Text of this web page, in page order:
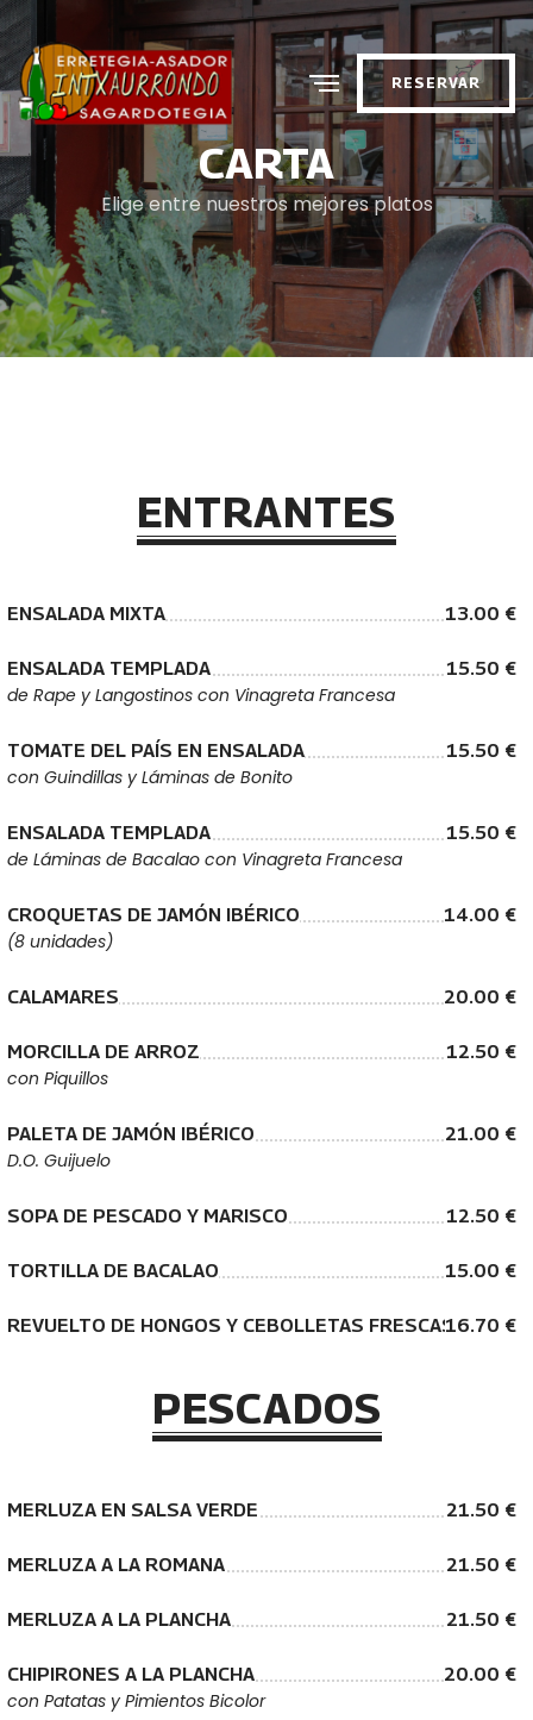
RESERVAR
CARTA
Elige entre nuestros mejores platos
ENTRANTES
ENSALADA MIXTA 13.00 €
ENSALADA TEMPLADA 15.50 €
de Rape y Langostinos con Vinagreta Francesa
TOMATE DEL PAÍS EN ENSALADA 15.50 €
con Guindillas y Láminas de Bonito
ENSALADA TEMPLADA 15.50 €
de Láminas de Bacalao con Vinagreta Francesa
CROQUETAS DE JAMÓN IBÉRICO 14.00 €
(8 unidades)
CALAMARES 20.00 €
MORCILLA DE ARROZ 12.50 €
con Piquillos
PALETA DE JAMÓN IBÉRICO 21.00 €
D.O. Guijuelo
SOPA DE PESCADO Y MARISCO 12.50 €
TORTILLA DE BACALAO 15.00 €
REVUELTO DE HONGOS Y CEBOLLETAS FRESCAS16.70 €
PESCADOS
MERLUZA EN SALSA VERDE 21.50 €
MERLUZA A LA ROMANA 21.50 €
MERLUZA A LA PLANCHA 21.50 €
CHIPIRONES A LA PLANCHA 20.00 €
con Patatas y Pimientos Bicolor